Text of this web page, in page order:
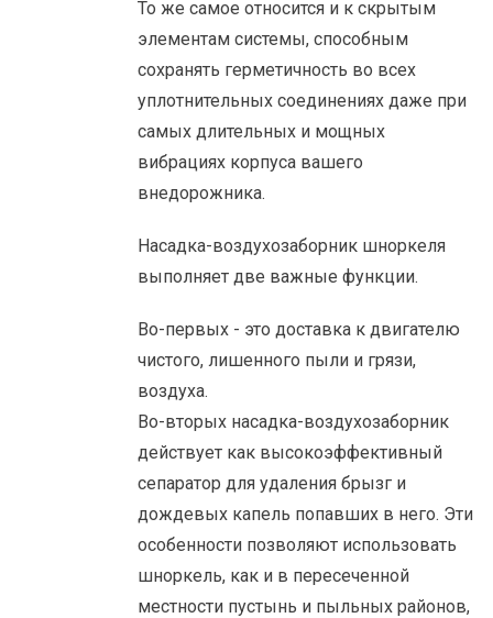
То же самое относится и к скрытым
элементам системы, способным
сохранять герметичность во всех
уплотнительных соединениях даже при
самых длительных и мощных
вибрациях корпуса вашего
внедорожника.
Насадка-воздухозаборник шноркеля
выполняет две важные функции.
Во-первых - это доставка к двигателю
чистого, лишенного пыли и грязи,
воздуха.
Во-вторых насадка-воздухозаборник
действует как высокоэффективный
сепаратор для удаления брызг и
дождевых капель попавших в него. Эти
особенности позволяют использовать
шноркель, как и в пересеченной
местности пустынь и пыльных районов,